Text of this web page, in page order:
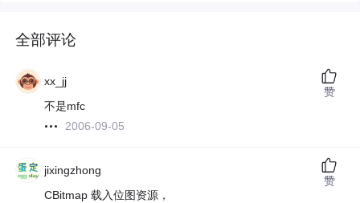
全部评论
xx_jj
不是mfc
2006-09-05
赞
jixingzhong
CBitmap 载入位图资源，
赞